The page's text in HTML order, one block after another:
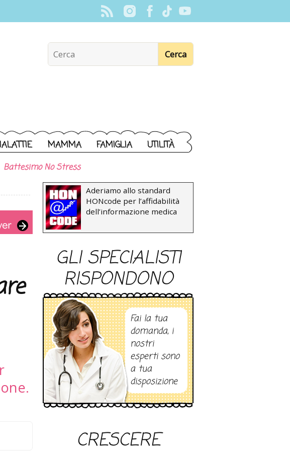
MAMMA FAMIGLIA UTILITÀ
Battesimo No Stress
Aderiamo allo standard
HONcode per l’affidabilità
dell’informazione medica
GLI SPECIALISTI
RISPONDONO
Fai la tua
domanda, i
nostri
esperti sono
a tua
disposizione
CRESCERE